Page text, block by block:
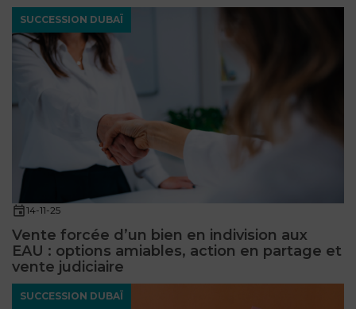
SUCCESSION DUBAÏ
14-11-25
Vente forcée d’un bien en indivision aux
EAU : options amiables, action en partage et
vente judiciaire
SUCCESSION DUBAÏ